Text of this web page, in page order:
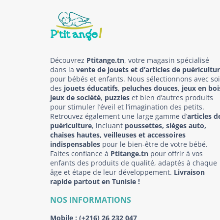
Découvrez Ptitange.tn, votre magasin spécialisé
dans la vente de jouets et d’articles de
pour bébés et enfants. Nous sélectionnons avec
des jouets éducatifs, peluches douces, jeux en
jeux de société, puzzles et bien d’autres produits
pour stimuler l’éveil et l’imagination des petits.
Retrouvez également une large gamme d’articles
puériculture, incluant poussettes, sièges auto,
chaises hautes, veilleuses et accessoires
indispensables pour le bien-être de votre bébé.
Faites confiance à Ptitange.tn pour offrir à vos
enfants des produits de qualité, adaptés à chaque
âge et étape de leur développement. Livraison
rapide partout en Tunisie !
NOS INFORMATIONS
Mobile : (+216) 26 232 047